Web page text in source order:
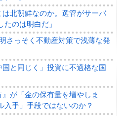
は北朝鮮なのか。選管がサーバ
のは明白だ」
さっそく不動産対策で浅薄な発
国と同じく」投資に不適格な国
』が「金の保有量を増やしま
手」手段ではないのか？